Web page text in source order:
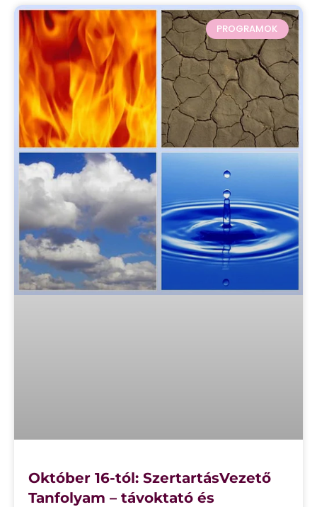
PROGRAMOK
Október 16-tól: SzertartásVezető
Tanfolyam – távoktató és